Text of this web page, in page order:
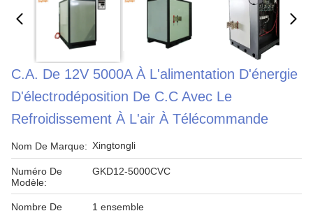
C.A. De 12V 5000A À L'alimentation D'énergie
D'électrodéposition De C.C Avec Le
Refroidissement À L'air À Télécommande
Nom De Marque: Xingtongli
Numéro De
Modèle:
GKD12-5000CVC
Nombre De
1 ensemble